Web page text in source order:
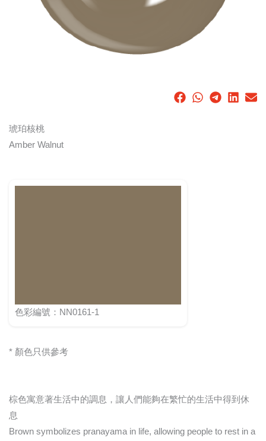
琥珀核桃
Amber Walnut
色彩編號：NN0161-1
* 顏色只供參考
棕色寓意著生活中的調息，讓人們能夠在繁忙的生活中得到休
息
Brown symbolizes pranayama in life, allowing people to rest in a